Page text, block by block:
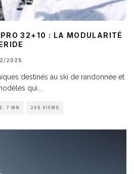
32+10 : LA MODULARITÉ
2025
destinés au ski de randonnée et
qui
7 MN 206 VIEWS